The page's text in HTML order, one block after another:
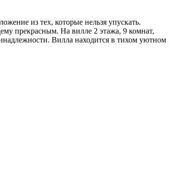
из тех, которые нельзя упускать.
прекрасным. На вилле 2 этажа, 9 комнат,
Вилла находится в тихом уютном